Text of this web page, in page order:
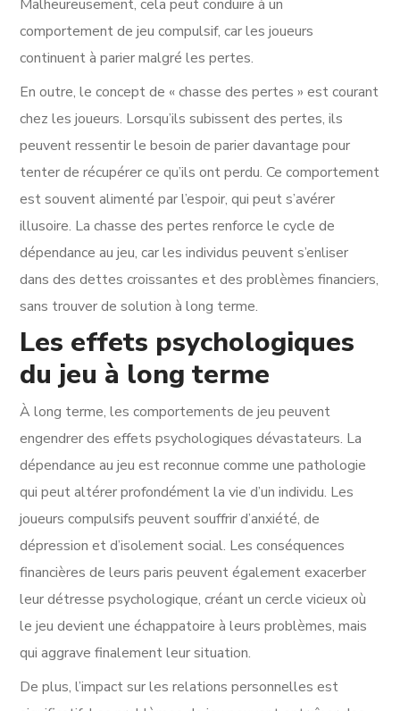
Malheureusement, cela peut conduire à un
comportement de jeu compulsif, car les joueurs
continuent à parier malgré les pertes.
En outre, le concept de « chasse des pertes » est courant
chez les joueurs. Lorsqu’ils subissent des pertes, ils
peuvent ressentir le besoin de parier davantage pour
tenter de récupérer ce qu’ils ont perdu. Ce comportement
est souvent alimenté par l’espoir, qui peut s’avérer
illusoire. La chasse des pertes renforce le cycle de
dépendance au jeu, car les individus peuvent s’enliser
dans des dettes croissantes et des problèmes financiers,
sans trouver de solution à long terme.
Les effets psychologiques
du jeu à long terme
À long terme, les comportements de jeu peuvent
engendrer des effets psychologiques dévastateurs. La
dépendance au jeu est reconnue comme une pathologie
qui peut altérer profondément la vie d’un individu. Les
joueurs compulsifs peuvent souffrir d’anxiété, de
dépression et d’isolement social. Les conséquences
financières de leurs paris peuvent également exacerber
leur détresse psychologique, créant un cercle vicieux où
le jeu devient une échappatoire à leurs problèmes, mais
qui aggrave finalement leur situation.
De plus, l’impact sur les relations personnelles est